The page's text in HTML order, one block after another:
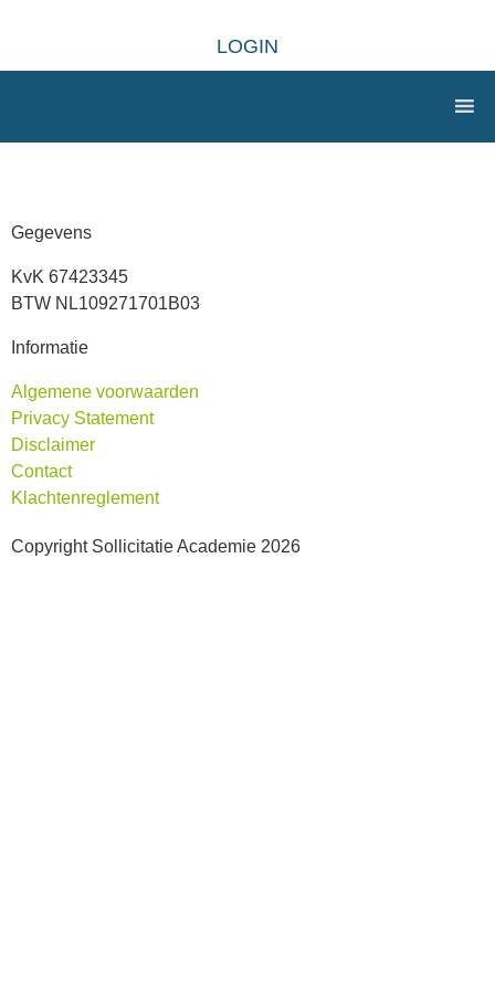
LOGIN
Gegevens
KvK 67423345
BTW NL109271701B03
Informatie
Algemene voorwaarden
Privacy Statement
Disclaimer
Contact
Klachtenreglement
Copyright Sollicitatie Academie 2026